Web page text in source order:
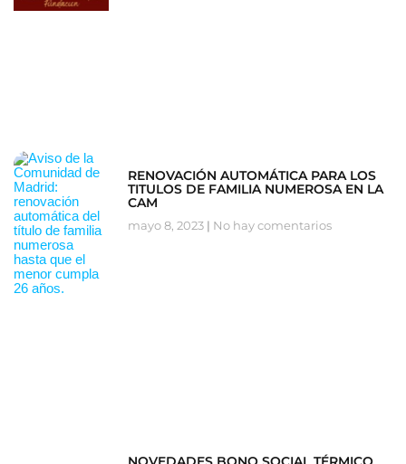
RENOVACIÓN AUTOMÁTICA PARA LOS
TITULOS DE FAMILIA NUMEROSA EN LA
CAM
mayo 8, 2023 No hay comentarios